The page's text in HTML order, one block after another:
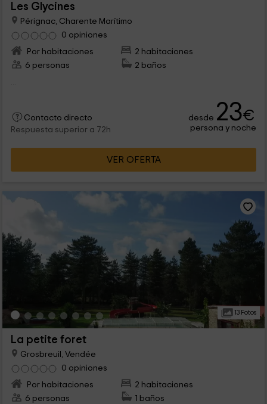
Les Glycines
Pérignac, Charente Marítimo
0 opiniones
Por habitaciones
2 habitaciones
6 personas
2 baños
Contacto directo
Respuesta superior a 72h
desde 23€
persona y noche
VER OFERTA
13 Fotos
La petite foret
Grosbreuil, Vendée
0 opiniones
Por habitaciones
2 habitaciones
6 personas
1 baños